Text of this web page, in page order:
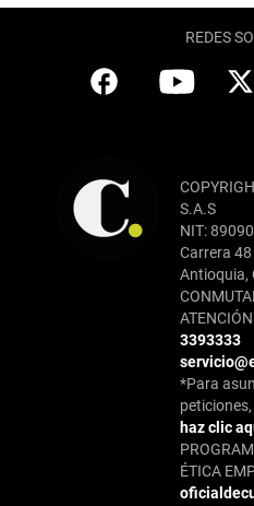
REDES
S.A.S
NIT:
Carrera 48
Antioquia,
3393333
*Para
haz clic
ÉTICA